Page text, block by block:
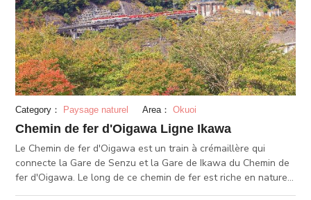
Category： Paysage naturel Area： Okuoi
Chemin de fer d'Oigawa Ligne Ikawa
Le Chemin de fer d'Oigawa est un train à crémaillère qui
connecte la Gare de Senzu et la Gare de Ikawa du Chemin de
fer d'Oigawa. Le long de ce chemin de fer est riche en nature.
Le train traverse le Pont Sekinosawa, qui est le plus haut pont